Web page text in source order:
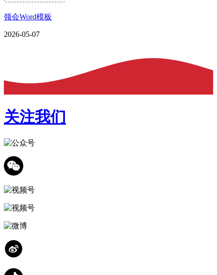
领会Word模板
2026-05-07
关注我们